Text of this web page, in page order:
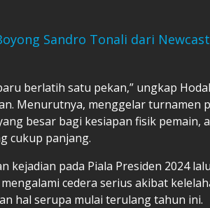
Sandro Tonali dari
berlatih satu pekan,” ungkap
Menurutnya, menggelar turnamen
besar bagi kesiapan fisik pemain,
cukup panjang.
kejadian pada Piala Presiden 2024
cedera serius akibat
hal serupa mulai terulang tahun ini.